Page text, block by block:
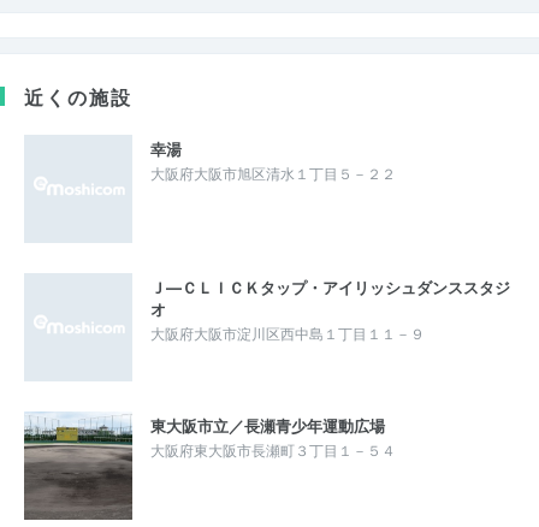
近くの施設
幸湯
大阪府大阪市旭区清水１丁目５－２２
Ｊ―ＣＬＩＣＫタップ・アイリッシュダンススタジ
オ
大阪府大阪市淀川区西中島１丁目１１－９
東大阪市立／長瀬青少年運動広場
大阪府東大阪市長瀬町３丁目１－５４